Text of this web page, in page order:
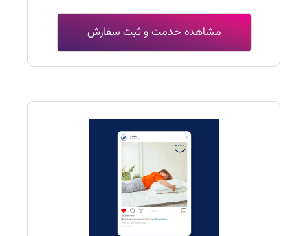
مشاهده خدمت و ثبت سفارش